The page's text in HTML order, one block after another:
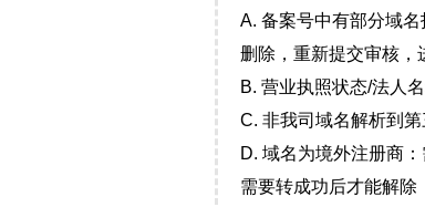
A. 备案号中有部分域
删除，重新提交审核，
B. 营业执照状态/法人
C. 非我司域名解析到
D. 域名为境外注册商
需要转成功后才能解除